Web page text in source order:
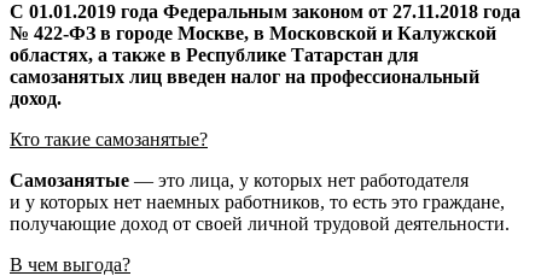
С 01.01.2019 года Федеральным законом от 27.11.2018 года
№ 422-ФЗ в городе Москве, в Московской и Калужской
областях, а также в Республике Татарстан для
самозанятых лиц введен налог на профессиональный
доход.
Кто такие самозанятые?
Самозанятые — это лица, у которых нет работодателя
и у которых нет наемных работников, то есть это граждане,
получающие доход от своей личной трудовой деятельности.
В чем выгода?